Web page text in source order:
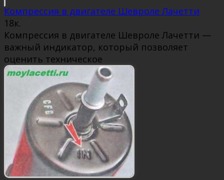
Компрессия в двигателе Шевроле Лачетти
18к.
Компрессия в двигателе Шевроле Лачетти —
важный индикатор, который позволяет
оценить техническое